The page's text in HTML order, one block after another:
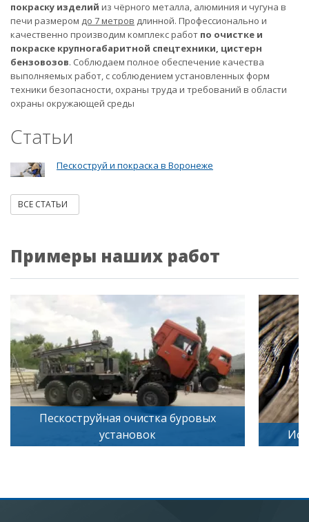
покраску изделий из чёрного металла, алюминия и чугуна в
печи размером до 7 метров длинной. Профессионально и
качественно производим комплекс работ по очистке и
покраске крупногабаритной спецтехники, цистерн
бензовозов. Соблюдаем полное обеспечение качества
выполняемых работ, с соблюдением установленных форм
техники безопасности, охраны труда и требований в области
охраны окружающей среды
Статьи
Пескоструй и покраска в Воронеже
ВСЕ СТАТЬИ
Примеры наших работ
Пескоструйная очистка буровых
установок